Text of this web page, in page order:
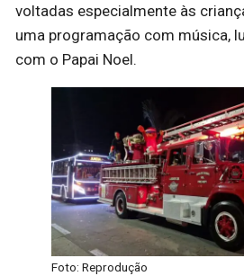
voltadas especialmente às
uma programação com música,
com o Papai Noel.
Foto: Reprodução